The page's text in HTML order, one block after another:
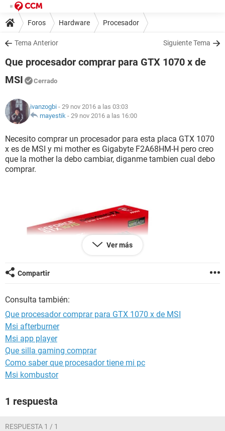
Foros Hardware Procesador
Tema Anterior Siguiente Tema
Que procesador comprar para GTX 1070 x de
MSI
Cerrado
ivanzogbi - 29 nov 2016 a las 03:03
mayestik - 29 nov 2016 a las 16:00
Necesito comprar un procesador para esta placa GTX 1070
x es de MSI y mi mother es Gigabyte F2A68HM-H pero creo
que la mother la debo cambiar, diganme tambien cual debo
comprar.
Ver más
Compartir
Consulta también:
Que procesador comprar para GTX 1070 x de MSI
Msi afterburner
Msi app player
Que silla gaming comprar
Como saber que procesador tiene mi pc
Msi kombustor
1 respuesta
RESPUESTA 1 / 1